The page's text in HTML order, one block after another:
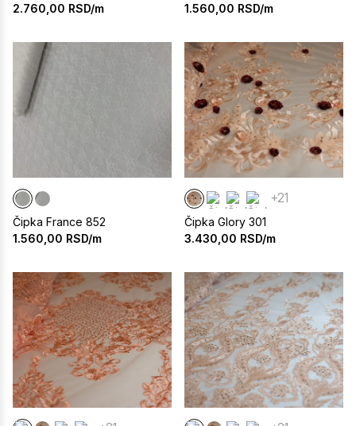
2.760,00 RSD/m
1.560,00 RSD/m
Čipka France 852
1.560,00 RSD/m
+21
Čipka Glory 301
3.430,00 RSD/m